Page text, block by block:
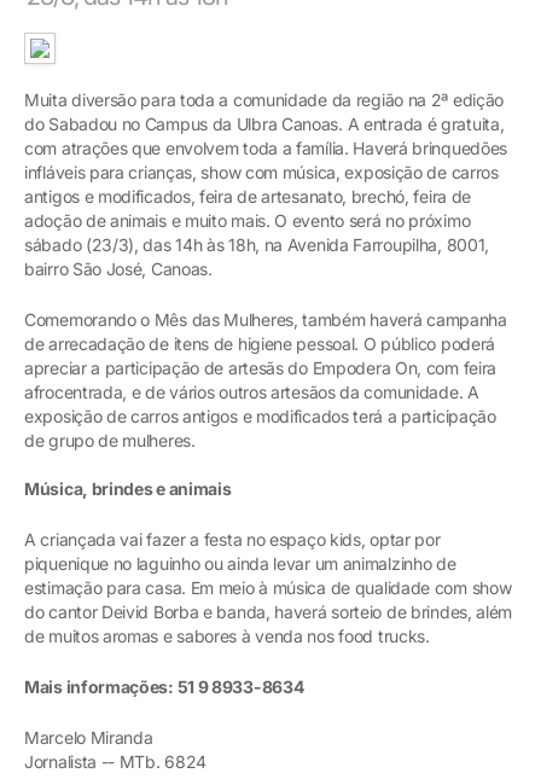
Muita diversão para toda a comunidade da região na 2ª edição
do Sabadou no Campus da Ulbra Canoas. A entrada é gratuita,
com atrações que envolvem toda a família. Haverá brinquedões
infláveis para crianças, show com música, exposição de carros
antigos e modificados, feira de artesanato, brechó, feira de
adoção de animais e muito mais. O evento será no próximo
sábado (23/3), das 14h às 18h, na Avenida Farroupilha, 8001,
bairro São José, Canoas.
Comemorando o Mês das Mulheres, também haverá campanha
de arrecadação de itens de higiene pessoal. O público poderá
apreciar a participação de artesãs do Empodera On, com feira
afrocentrada, e de vários outros artesãos da comunidade. A
exposição de carros antigos e modificados terá a participação
de grupo de mulheres.
Música, brindes e animais
A criançada vai fazer a festa no espaço kids, optar por
piquenique no laguinho ou ainda levar um animalzinho de
estimação para casa. Em meio à música de qualidade com show
do cantor Deivid Borba e banda, haverá sorteio de brindes, além
de muitos aromas e sabores à venda nos food trucks.
Mais informações: 51 9 8933-8634
Marcelo Miranda
Jornalista -- MTb. 6824